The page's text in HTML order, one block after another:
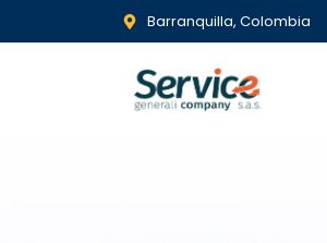
Barranquilla, Colombia